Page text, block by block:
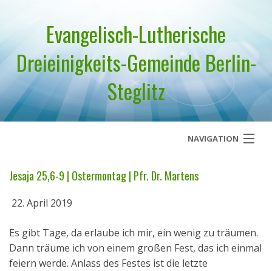
Evangelisch-Lutherische
Dreieinigkeits-Gemeinde Berlin-
Steglitz
NAVIGATION
Über uns
Geistliches Wort
Termine
Jesaja 25,6-9 | Ostermontag | Pfr. Dr. Martens
22. April 2019
Es gibt Tage, da erlaube ich mir, ein wenig zu träumen.
Dann träume ich von einem großen Fest, das ich einmal
feiern werde. Anlass des Festes ist die letzte